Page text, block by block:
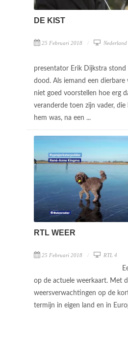
DE KIST
25 Februari 2018 Nederland
presentator Erik Dijkstra
dood. Als iemand een dierbare
niet goed voorstellen hoe erg
veranderde toen zijn vader,
hem was, na een ...
RTL WEER
25 Februari 2018 RTL 4
op de actuele weerkaart. Met
weersverwachtingen op de
termijn in eigen land en in